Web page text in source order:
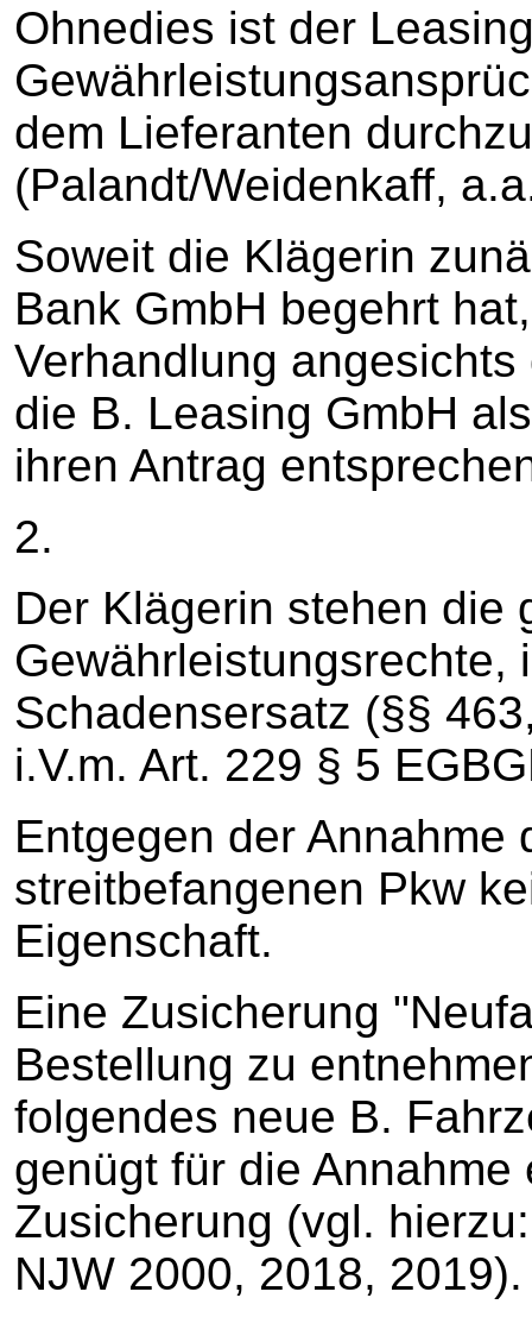
Ohnedies ist der
dem Lieferanten
(Palandt/Weidenkaff,
Soweit die Klägerin
Bank GmbH begehrt
Verhandlung
die B. Leasing GmbH
ihren Antrag
2.
Der Klägerin stehen die
Gewährleistungsrechte,
Schadensersatz (§§
i.V.m. Art. 229 § 5
Entgegen der Annahme
streitbefangenen Pkw
Eigenschaft.
Eine Zusicherung
Bestellung zu
folgendes neue B.
genügt für die
Zusicherung (vgl.
NJW 2000, 2018, 2019).